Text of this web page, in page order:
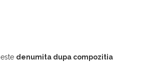
este denumita dupa compozitia